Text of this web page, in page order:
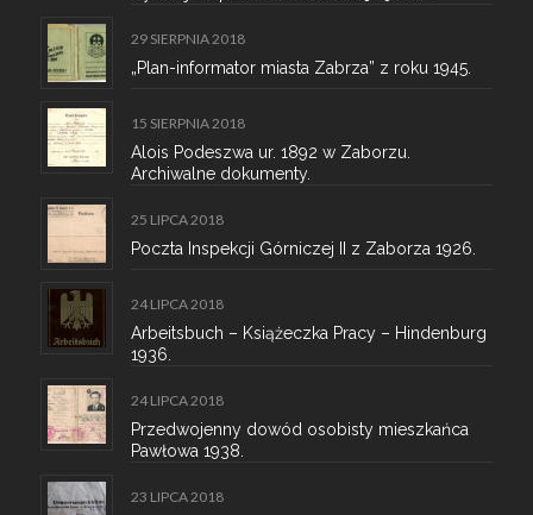
29 SIERPNIA 2018
„Plan-informator miasta Zabrza” z roku 1945.
15 SIERPNIA 2018
Alois Podeszwa ur. 1892 w Zaborzu.
Archiwalne dokumenty.
25 LIPCA 2018
Poczta Inspekcji Górniczej II z Zaborza 1926.
24 LIPCA 2018
Arbeitsbuch – Książeczka Pracy – Hindenburg
1936.
24 LIPCA 2018
Przedwojenny dowód osobisty mieszkańca
Pawłowa 1938.
23 LIPCA 2018